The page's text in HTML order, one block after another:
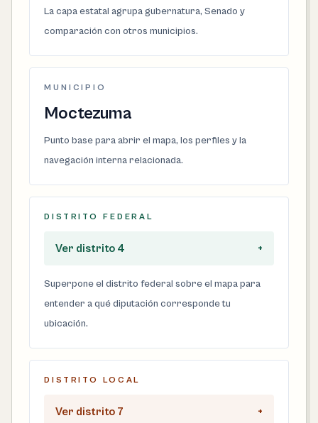
La capa estatal agrupa gubernatura, Senado y
comparación con otros municipios.
MUNICIPIO
Moctezuma
Punto base para abrir el mapa, los perfiles y la
navegación interna relacionada.
DISTRITO FEDERAL
Ver distrito 4 +
Superpone el distrito federal sobre el mapa para
entender a qué diputación corresponde tu
ubicación.
DISTRITO LOCAL
Ver distrito 7 +